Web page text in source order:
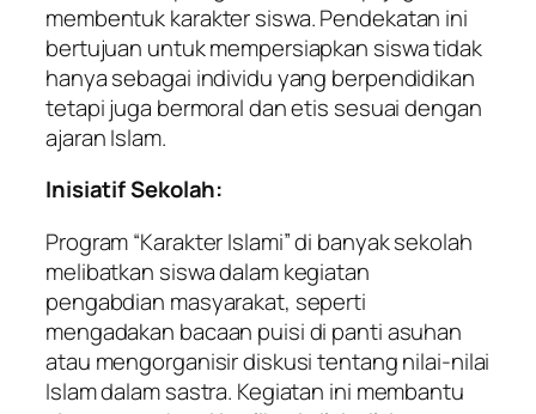
membentuk karakter siswa. Pendekatan ini
bertujuan untuk mempersiapkan siswa tidak
hanya sebagai individu yang berpendidikan
tetapi juga bermoral dan etis sesuai dengan
ajaran Islam.
Inisiatif Sekolah:
Program “Karakter Islami” di banyak sekolah
melibatkan siswa dalam kegiatan
pengabdian masyarakat, seperti
mengadakan bacaan puisi di panti asuhan
atau mengorganisir diskusi tentang nilai-nilai
Islam dalam sastra. Kegiatan ini membantu